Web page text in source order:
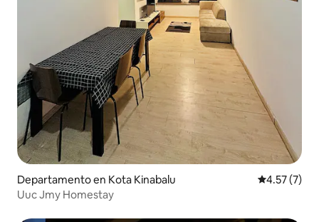
Departamento en Kota Kinabalu Calificación
4.57 (7)
Uuc Jmy Homestay